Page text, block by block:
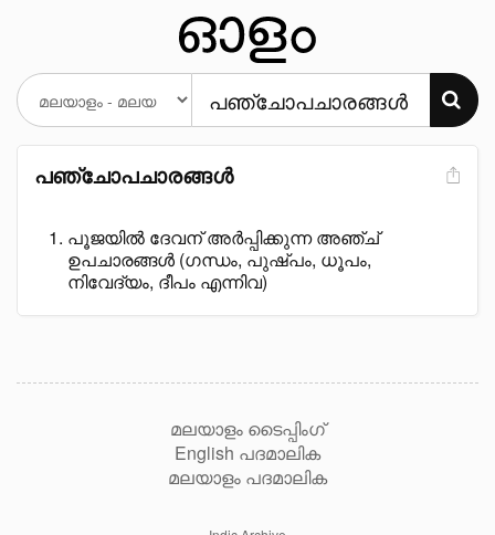
പഞ്ചോപചാരങ്ങൾ
പൂജയിൽ ദേവന് അർപ്പിക്കുന്ന അഞ്ച്
ഉപചാരങ്ങൾ (ഗന്ധം, പുഷ്പം, ധൂപം,
നിവേദ്യം, ദീപം എന്നിവ)
മലയാളം ടൈപ്പിംഗ്
English പദമാലിക
മലയാളം പദമാലിക